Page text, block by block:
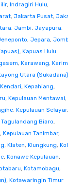
, Indragiri Hulu,
, Jakarta Pusat,
, Jambi, Jayapura,
, Jepara,
, Kapuas Hulu
, Karawang,
Utara (Sukadana)
Kendari, Kepahiang,
, Kepulauan Mentawai,
, Kepulauan Selayar,
Biaro,
, Kepulauan Tanimbar,
, Klaten, Klungkung,
, Konawe Kepulauan,
, Kotamobagu,
, Kotawaringin Timur